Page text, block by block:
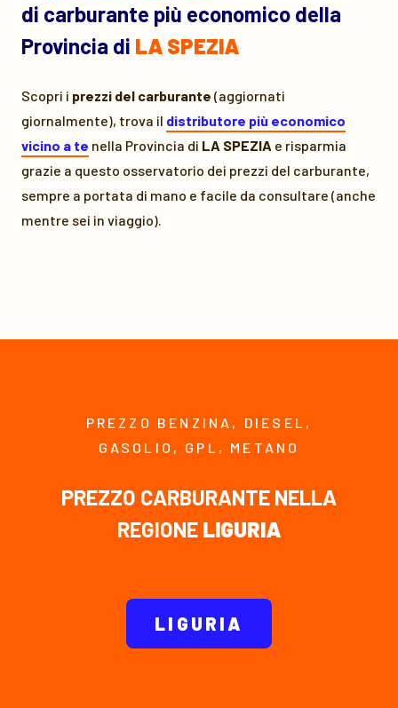
di carburante più economico della
Provincia di LA SPEZIA
Scopri i prezzi del carburante (aggiornati
giornalmente), trova il distributore più economico
vicino a te nella Provincia di LA SPEZIA e risparmia
grazie a questo osservatorio dei prezzi del carburante,
sempre a portata di mano e facile da consultare (anche
mentre sei in viaggio).
PREZZO BENZINA, DIESEL,
GASOLIO, GPL, METANO
PREZZO CARBURANTE NELLA
REGIONE LIGURIA
LIGURIA